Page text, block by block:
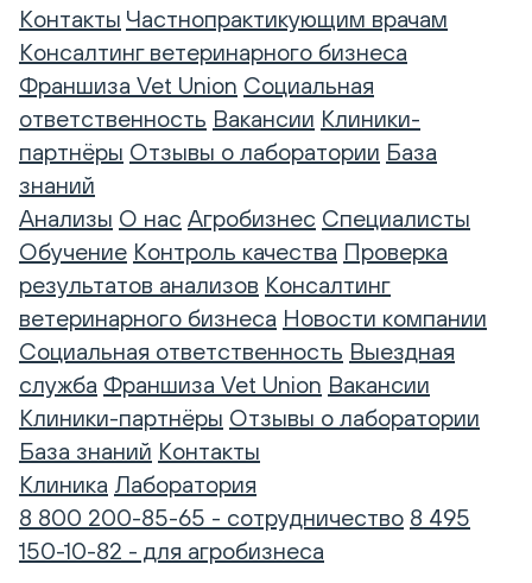
Контакты Частнопрактикующим врачам
Консалтинг ветеринарного бизнеса
Франшиза Vet Union Социальная
ответственность Вакансии Клиники-
партнёры Отзывы о лаборатории База
знаний
Анализы О нас Агробизнес Специалисты
Обучение Контроль качества Проверка
результатов анализов Консалтинг
ветеринарного бизнеса Новости компании
Социальная ответственность Выездная
служба Франшиза Vet Union Вакансии
Клиники-партнёры Отзывы о лаборатории
База знаний Контакты
Клиника Лаборатория
8 800 200-85-65 - сотрудничество 8 495
150-10-82 - для агробизнеса